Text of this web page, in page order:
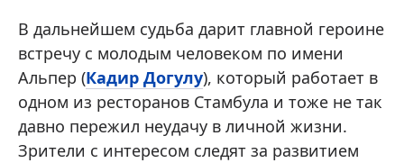
В дальнейшем судьба дарит главной героине
встречу с молодым человеком по имени
Альпер (Кадир Догулу), который работает в
одном из ресторанов Стамбула и тоже не так
давно пережил неудачу в личной жизни.
Зрители с интересом следят за развитием